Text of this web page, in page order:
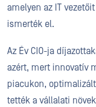
amelyen az IT
ismerték el.
Az Év CIO-ja
azért, mert innovatív
piacukon,
tették a vállalati